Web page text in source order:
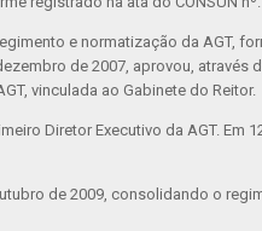
e normatização da AGT,
de 2007, aprovou, através
vinculada ao Gabinete do Reitor.
Diretor Executivo da AGT. Em
de 2009, consolidando o